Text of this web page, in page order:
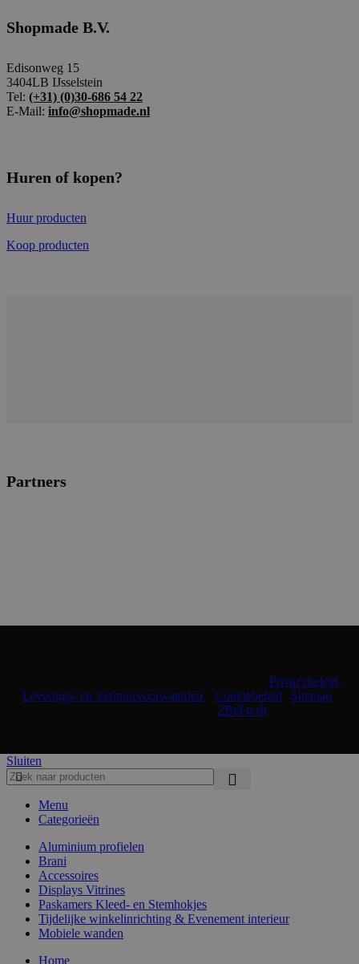
Shopmade B.V.
Edisonweg 15
3404LB IJsselstein
Tel: (+31) (0)30-686 54 22
E-Mail: info@shopmade.nl
Huren of kopen?
Huur producten
Koop producten
Partners
Privacybeleid
Leverings- en Verhuurvoorwaarden
Cookiebeleid Sitemap|
2BeFresh
Sluiten
Menu
Categorieën
Aluminium profielen
Brani
Accessoires
Displays Vitrines
Paskamers Kleed- en Stemhokjes
Tijdelijke winkelinrichting & Evenement interieur
Mobiele wanden
Home